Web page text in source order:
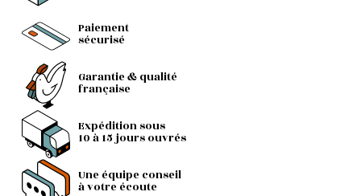
Paiement
sécurisé
Garantie & qualité
française
Expédition sous
10 à 15 jours ouvrés
Une équipe conseil
à votre écoute